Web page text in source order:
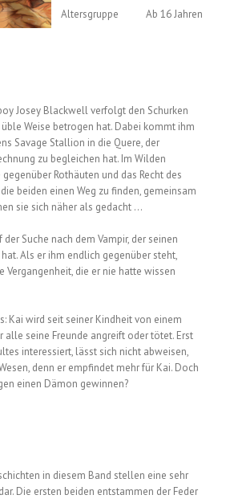
Altersgruppe
Ab 16 Jahren
Josey Blackwell verfolgt den Schurken
Weise betrogen hat. Dabei kommt ihm
Savage Stallion in die Quere, der
zu begleichen hat. Im Wilden
Rothäuten und das Recht des
beiden einen Weg zu finden, gemeinsam
sie sich näher als gedacht …
der Suche nach dem Vampir, der seinen
Als er ihm endlich gegenüber steht,
Vergangenheit, die er nie hatte wissen
Kai wird seit seiner Kindheit von einem
alle seine Freunde angreift oder tötet. Erst
interessiert, lässt sich nicht abweisen,
denn er empfindet mehr für Kai. Doch
einen Dämon gewinnen?
in diesem Band stellen eine sehr
Die ersten beiden entstammen der Feder